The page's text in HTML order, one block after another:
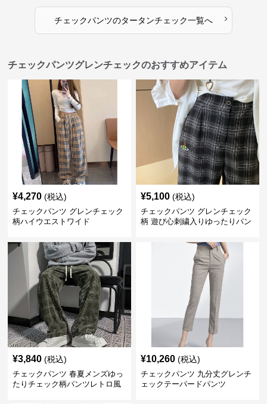
チェックパンツのタータンチェック一覧へ ›
チェックパンツグレンチェックのおすすめアイテム
¥4,270 (税込)
チェックパンツ グレンチェック
柄ハイウエストワイド
¥5,100 (税込)
チェックパンツ グレンチェック
柄 遊び心刺繍入りゆったりパン
¥3,840 (税込)
チェックパンツ 春夏メンズゆっ
たりチェック柄パンツレトロ風
¥10,260 (税込)
チェックパンツ 九分丈グレンチ
ェックテーパードパンツ